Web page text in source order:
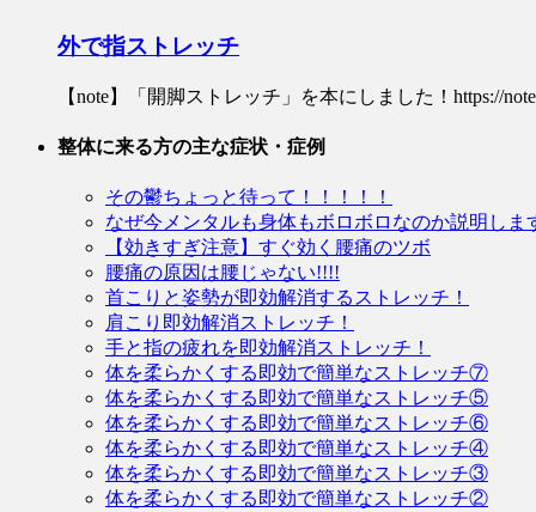
外で指ストレッチ
【note】「開脚ストレッチ」を本にしました！https://
整体に来る方の主な症状・症例
その鬱ちょっと待って！！！！！
なぜ今メンタルも身体もボロボロなのか説明しま
【効きすぎ注意】すぐ効く腰痛のツボ
腰痛の原因は腰じゃない!!!!
首こりと姿勢が即効解消するストレッチ！
肩こり即効解消ストレッチ！
手と指の疲れを即効解消ストレッチ！
体を柔らかくする即効で簡単なストレッチ⑦
体を柔らかくする即効で簡単なストレッチ⑤
体を柔らかくする即効で簡単なストレッチ⑥
体を柔らかくする即効で簡単なストレッチ④
体を柔らかくする即効で簡単なストレッチ③
体を柔らかくする即効で簡単なストレッチ②